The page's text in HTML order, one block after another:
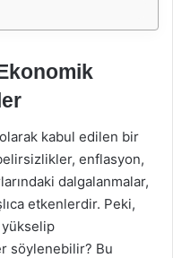
kabul edilen bir
enflasyon,
dalgalanmalar,
etkenlerdir. Peki,
yükselip
söylenebilir? Bu